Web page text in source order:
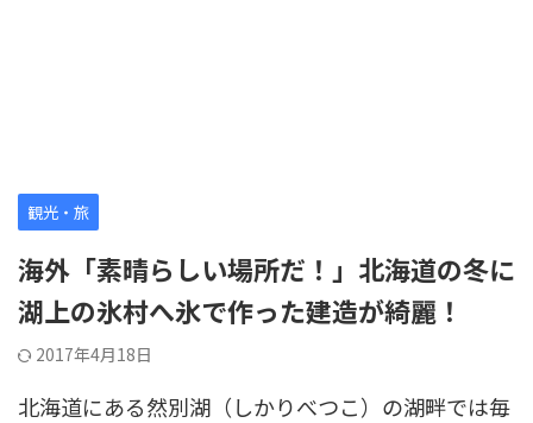
観光・旅
海外「素晴らしい場所だ！」北海道の冬に
湖上の氷村へ氷で作った建造が綺麗！
2017年4月18日
北海道にある然別湖（しかりべつこ）の湖畔では毎